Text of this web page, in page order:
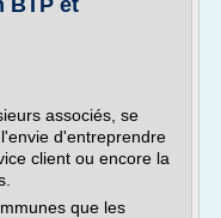
BTP et
associés, se
d'entreprendre
client ou encore la
que les